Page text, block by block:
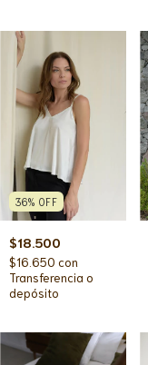
36% OFF
$18.500
$16.650 con
Transferencia o
depósito